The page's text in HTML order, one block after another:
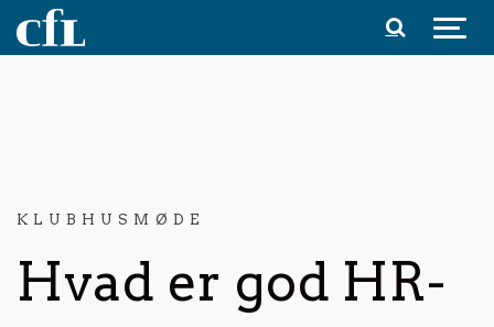
Spring til indhold
KLUBHUSMØDE
Hvad er god HR-